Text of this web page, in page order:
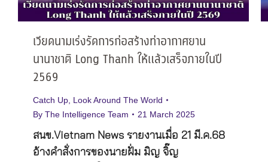
เวียดนามเร่งรัดการก่อสร้างท่าอากาศยาน
นานาชาติ Long Thanh ให้แล้วเสร็จภายในปี
2569
Catch Up Look Around The World
By The Intelligence Team 21 March 2025
สนข.Vietnam News รายงานเมื่อ 21 มี.ค.68
อ้างคำสั่งการของนายฝั่ม มิญ จิ๊ญ